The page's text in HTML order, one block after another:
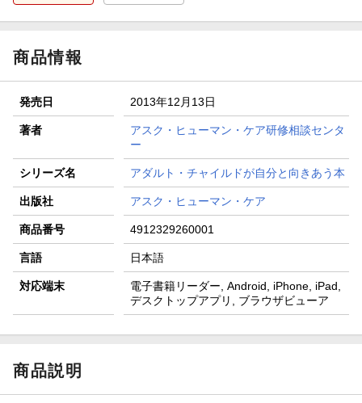
商品情報
発売日 2013年12月13日
著者
アスク・ヒューマン・ケア研修相談センタ
ー
シリーズ名 アダルト・チャイルドが自分と向きあう本
出版社 アスク・ヒューマン・ケア
商品番号 4912329260001
言語 日本語
対応端末
電子書籍リーダー, Android, iPhone, iPad,
デスクトップアプリ, ブラウザビューア
商品説明